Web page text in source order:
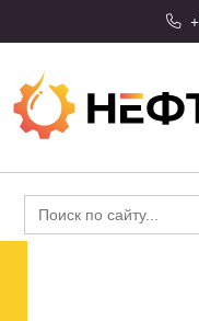
Search
for: